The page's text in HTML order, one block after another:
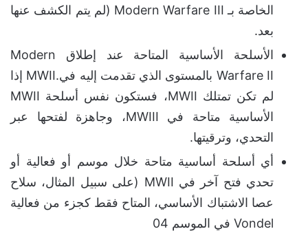
الخاصة بـ Modern Warfare III (لم يتم الكشف عنها
بعد.
الأسلحة الأساسية المتاحة عند إطلاق Modern
Warfare II بالمستوى الذي تقدمت إليه في.MWII إذا
لم تكن تمتلك MWII، فستكون نفس أسلحة MWII
الأساسية متاحة في MWIII، وجاهزة لفتحها عبر
التحدي، وترقيتها.
أي أسلحة أساسية متاحة خلال موسم أو فعالية أو
تحدي فتح آخر في MWII (على سبيل المثال، سلاح
عصا الاشتباك الأساسي، المتاح فقط كجزء من فعالية
Vondel في الموسم 04